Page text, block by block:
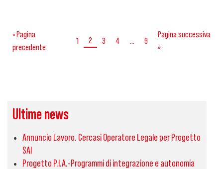
« Pagina
precedente
1 2 3 4 … 9
Pagina successiva
»
Ultime news
Annuncio Lavoro. Cercasi Operatore Legale per Progetto
SAI
Progetto P.I.A.-Programmi di integrazione e autonomia